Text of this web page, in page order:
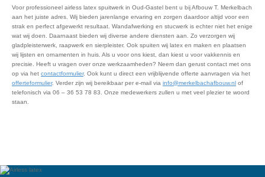
Voor professioneel airless latex spuitwerk in Oud-Gastel bent u bij Afbouw T. Merkelbach
aan het juiste adres. Wij bieden jarenlange ervaring en zorgen daardoor altijd voor een
strak en perfect afgewerkt resultaat. Wandafwerking en stucwerk is echter niet het enige
wat wij doen. Daarnaast bieden wij diverse andere diensten aan. Zo verzorgen wij
gladpleisterwerk, raapwerk en sierpleister. Ook spuiten wij latex en maken en plaatsen
wij lijsten en ornamenten in huis. Als u voor ons kiest, dan kiest u voor vakkennis en
precisie. Heeft u vragen over onze werkzaamheden? Neem dan gerust contact met ons
op via het contactformulier. Ook kunt u direct een vrijblijvende offerte aanvragen via het
offerteformulier. Verder zijn wij bereikbaar per e-mail via info@merkelbachafbouw.nl of
telefonisch via 06 – 36 53 78 83. Onze medewerkers zullen u met veel plezier te woord
staan.